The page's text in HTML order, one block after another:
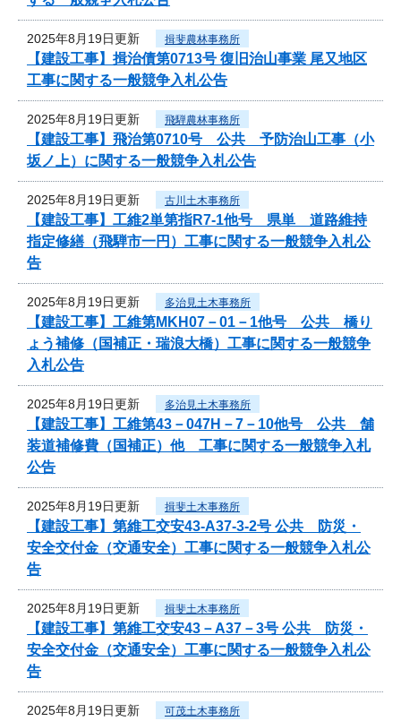
2025年8月19日更新 揖斐農林事務所
【建設工事】揖治債第0713号 復旧治山事業 尾又地区
工事に関する一般競争入札公告
2025年8月19日更新 飛騨農林事務所
【建設工事】飛治第0710号 公共 予防治山工事（小
坂ノ上）に関する一般競争入札公告
2025年8月19日更新 古川土木事務所
【建設工事】工維2単第指R7-1他号 県単 道路維持
指定修繕（飛騨市一円）工事に関する一般競争入札公
告
2025年8月19日更新 多治見土木事務所
【建設工事】工維第MKH07－01－1他号 公共 橋り
ょう補修（国補正・瑞浪大橋）工事に関する一般競争
入札公告
2025年8月19日更新 多治見土木事務所
【建設工事】工維第43－047H－7－10他号 公共 舗
装道補修費（国補正）他 工事に関する一般競争入札
公告
2025年8月19日更新 揖斐土木事務所
【建設工事】第維工交安43-A37-3-2号 公共 防災・
安全交付金（交通安全）工事に関する一般競争入札公
告
2025年8月19日更新 揖斐土木事務所
【建設工事】第維工交安43－A37－3号 公共 防災・
安全交付金（交通安全）工事に関する一般競争入札公
告
2025年8月19日更新 可茂土木事務所